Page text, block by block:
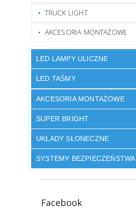
TRUCK LIGHT
AKCESORIA MONTAŻOWE
LED LAMPY ULICZNE
LED TAŚMY
AKCESORIA MONTAŻOWE
SUPER BRIGHT
UKŁADY SŁONECZNE
SYSTEMY BEZPIECZEŃSTWA
Facebook